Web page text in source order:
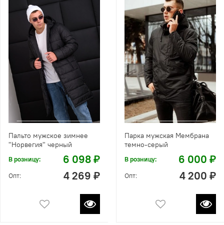
Пальто мужское зимнее
"Норвегия" черный
В розницу: 6 098 ₽
Опт: 4 269 ₽
Парка мужская Мембрана
темно-серый
В розницу: 6 000 ₽
Опт: 4 200 ₽